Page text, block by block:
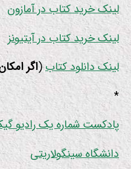
لینک خرید کتاب در آمازون
لینک خرید کتاب در آیتیونز
لینک دانلود کتاب(اگر
*
پادکست شماره یک رادیو
دانشگاه سینگولاریتی